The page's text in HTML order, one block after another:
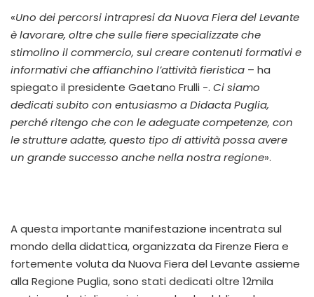
«Uno dei percorsi intrapresi da Nuova Fiera del Levante
è lavorare, oltre che sulle fiere specializzate che
stimolino il commercio, sul creare contenuti formativi e
informativi che affianchino l’attività fieristica – ha
spiegato il presidente Gaetano Frulli -. Ci siamo
dedicati subito con entusiasmo a Didacta Puglia,
perché ritengo che con le adeguate competenze, con
le strutture adatte, questo tipo di attività possa avere
un grande successo anche nella nostra regione».
A questa importante manifestazione incentrata sul
mondo della didattica, organizzata da Firenze Fiera e
fortemente voluta da Nuova Fiera del Levante assieme
alla Regione Puglia, sono stati dedicati oltre 12mila